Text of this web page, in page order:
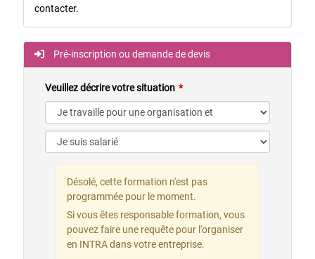
contacter.
Pré-inscription ou demande de devis
Veuillez décrire votre situation
Désolé, cette formation n'est pas
programmée pour le moment.
Si vous êtes responsable formation, vous
pouvez faire une requête pour l'organiser
en INTRA dans votre entreprise.